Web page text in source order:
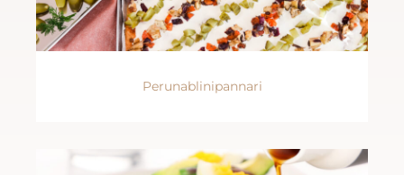
Perunablinipannari